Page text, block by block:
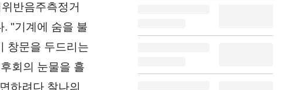
반음주측정거
. "기계에 숨을 불
창문을 두드리는
회의 눈물을 흘
하려다 찰나의